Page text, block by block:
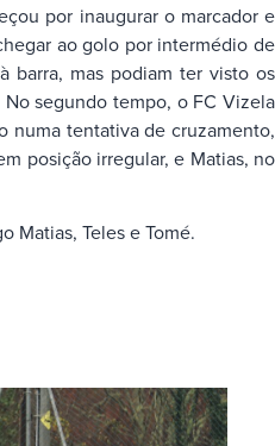
por inaugurar o marcador e
ao golo por intermédio de
barra, mas podiam ter visto os
segundo tempo, o FC Vizela
numa tentativa de cruzamento,
posição irregular, e Matias, no
Matias, Teles e Tomé.